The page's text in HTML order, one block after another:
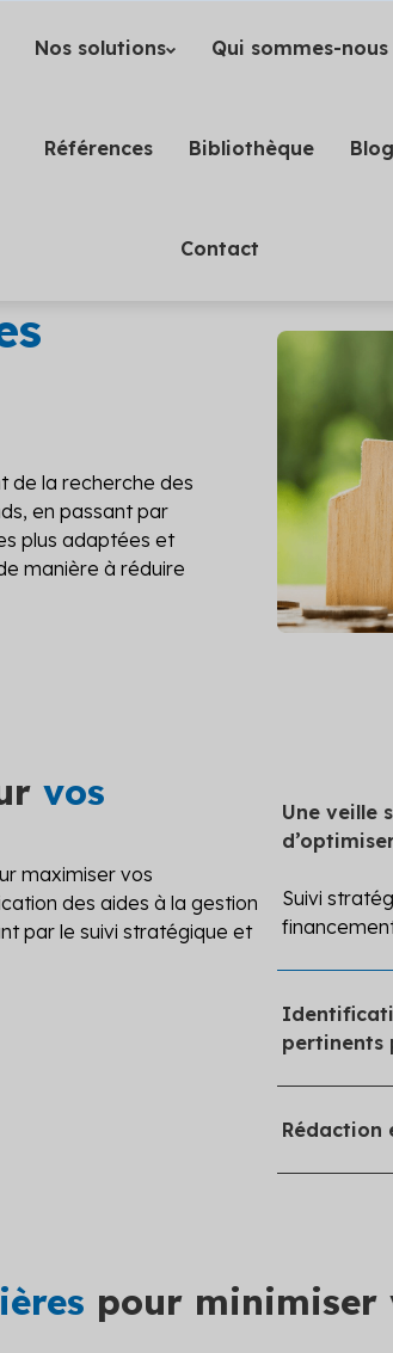
Nos solutions
(3)
optimisez votre projet
grâce à des conseils experts
grâce à
de vos projets
réglementaire complet
Voir toutes les solutions
Qui sommes-nous
Références Bibliothèque Blog
Contact
de la recherche des
en passant par
plus adaptées et
manière à réduire
vos
maximiser vos
des aides à la gestion
par le suivi stratégique et
Une veille
Suivi
pertinents
Aides
Aides
Rédaction
pour minimiser